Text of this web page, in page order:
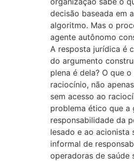
decisão baseada em
algoritmo. Mas o
agente autônomo
A resposta jurídica é
do argumento
plena é dela? O que
raciocínio, não
sem acesso ao
problema ético que a
responsabilidade da
lesado e ao acionista
informal de
operadoras de saúde